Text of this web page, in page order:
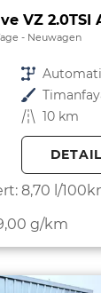
Neuwagen
Getriebe
Außenfarbe
Kilometerstand 10 km
8,70 l/
g/km